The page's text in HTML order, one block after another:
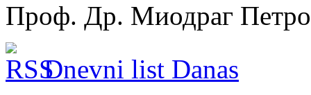
Проф. Др. Миодраг
Dnevni list Danas